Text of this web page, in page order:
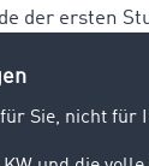
der ersten
zu können
50.000
sie